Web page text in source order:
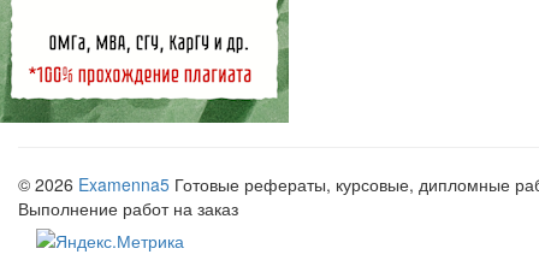
© 2026 Examenna5 Готовые рефераты, курсовые, дипломные
Выполнение работ на заказ